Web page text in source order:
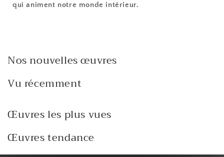
qui animent notre monde intérieur.
Nos nouvelles œuvres
Vu récemment
Œuvres les plus vues
Œuvres tendance